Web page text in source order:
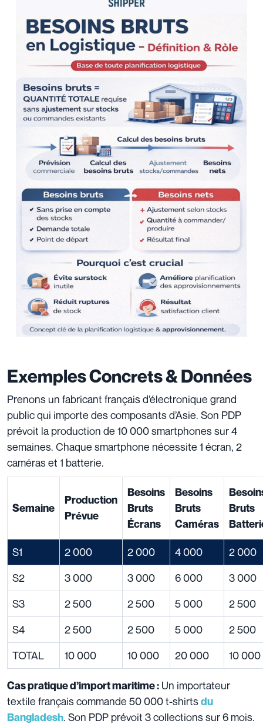
Exemples Concrets & Données
Prenons un fabricant français d’électronique grand
public qui importe des composants d’Asie. Son PDP
prévoit la production de 10 000 smartphones sur 4
semaines. Chaque smartphone nécessite 1 écran, 2
caméras et 1 batterie.
Semaine
Production
Prévue
Besoins
Bruts
Écrans
Besoins
Bruts
Caméras
Bruts
S1 2 000 2 000 4 000
2 000
S2
3 000 3 000 6 000
3 000
S3
2 500 2 500 5 000
2 500
S4
2 500 2 500 5 000
2 500
TOTAL
10 000 10 000 20 000 10 000
Cas pratique d’import maritime : Un importateur
textile français commande 50 000 t-shirtsdu
Bangladesh. Son PDP prévoit 3 collections sur 6 mois.